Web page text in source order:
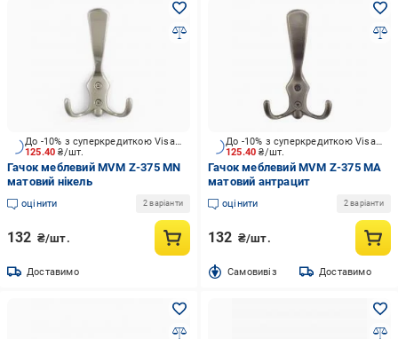
125.40₴/шт.
До -10% з суперкредиткою Visa Вигода
Гачок меблевий MVM Z-375 MN
матовий нікель
оцінити 2 варіанти
132 ₴/шт.
Доставимо
125.40₴/шт.
До -10% з суперкредиткою Visa Вигода
Гачок меблевий MVM Z-375 MA
матовий антрацит
оцінити 2 варіанти
132 ₴/шт.
Cамовивіз Доставимо